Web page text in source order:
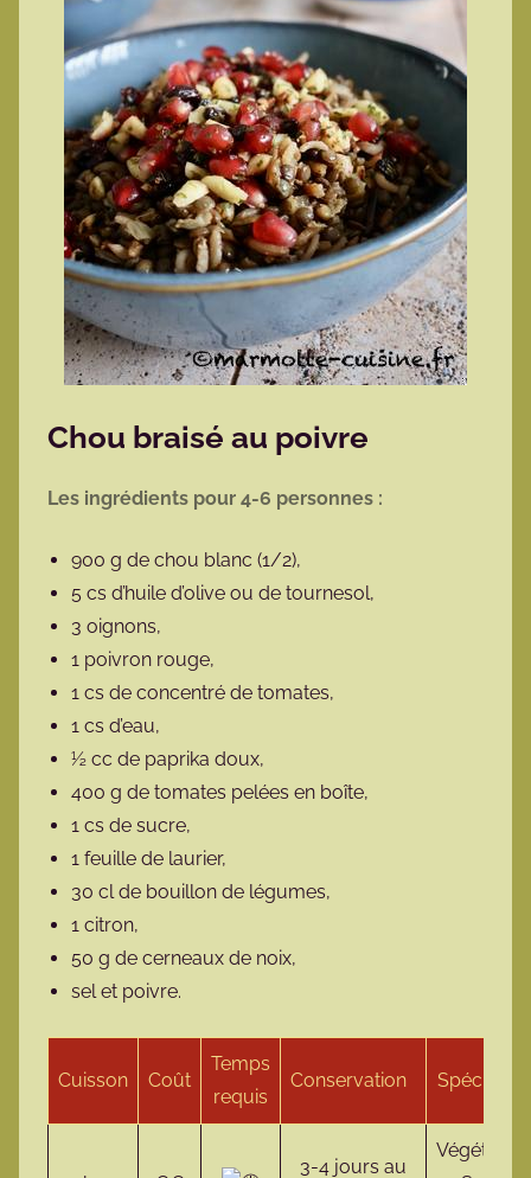
Chou braisé au poivre
Les ingrédients pour 4-6 personnes :
900 g de chou blanc (1/2),
5 cs d’huile d’olive ou de tournesol,
3 oignons,
1 poivron rouge,
1 cs de concentré de tomates,
1 cs d’eau,
½ cc de paprika doux,
400 g de tomates pelées en boîte,
1 cs de sucre,
1 feuille de laurier,
30 cl de bouillon de légumes,
1 citron,
50 g de cerneaux de noix,
sel et poivre.
Cuisson Coût
Temps
requis
Conservation Spécificité
3-4 jours au
Végétalien